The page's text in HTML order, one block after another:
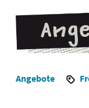
Angebote